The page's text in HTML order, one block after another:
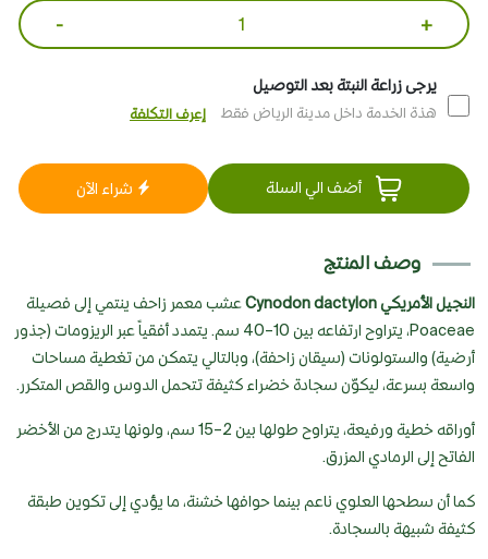
+
-
يرجى زراعة النبتة بعد التوصيل
هذة الخدمة داخل مدينة الرياض فقط إعرف التكلفة
أضف الي السلة شراء الآن
وصف المنتج
النجيل الأمريكي Cynodon dactylon
عشب معمر زاحف ينتمي إلى فصيلة
Poaceae، يتراوح ارتفاعه بين 10–40 سم. يتمدد أفقياً عبر الريزومات (جذور
أرضية) والستولونات (سيقان زاحفة)، وبالتالي يتمكن من تغطية مساحات
واسعة بسرعة، ليكوّن سجادة خضراء كثيفة تتحمل الدوس والقص المتكرر.
أوراقه خطية ورفيعة، يتراوح طولها بين 2–15 سم، ولونها يتدرج من الأخضر
الفاتح إلى الرمادي المزرق.
كما أن سطحها العلوي ناعم بينما حوافها خشنة، ما يؤدي إلى تكوين طبقة
كثيفة شبيهة بالسجادة.